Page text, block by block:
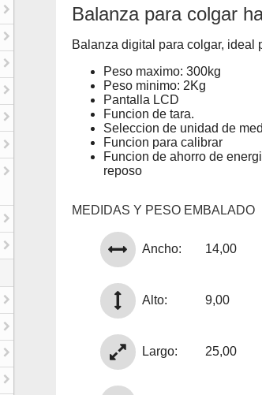
Balanza para colgar
Balanza digital para colgar, ideal
Peso maximo: 300kg
Peso minimo: 2Kg
Pantalla LCD
Funcion de tara.
Seleccion de unidad de
Funcion para calibrar
Funcion de ahorro de
reposo
MEDIDAS Y PESO EMBALADO
Ancho: 14,00
Alto: 9,00
Largo: 25,00